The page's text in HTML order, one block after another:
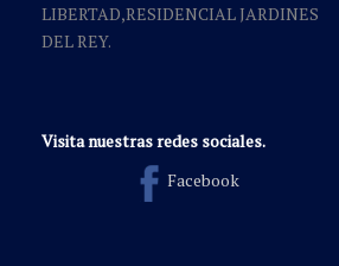
LIBERTAD,RESIDENCIAL JARDINES
DEL REY.
Visita nuestras redes sociales.
Facebook